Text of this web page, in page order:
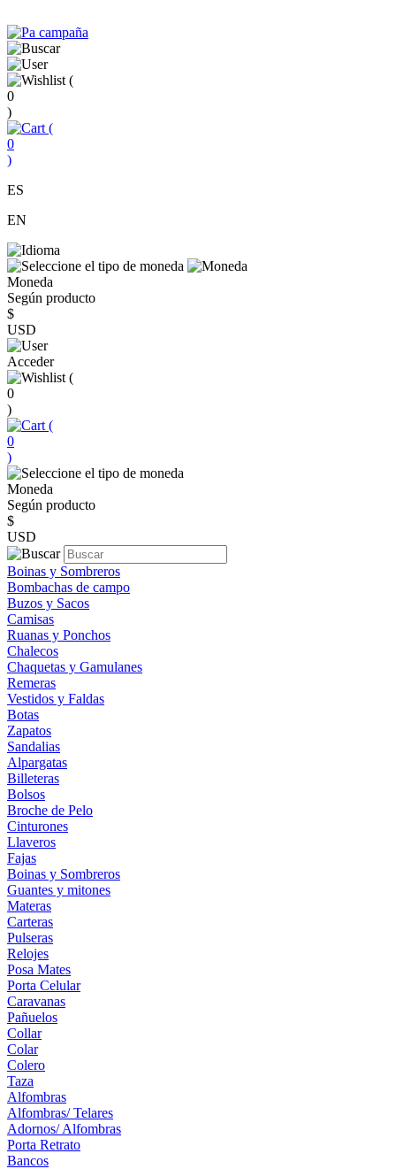
(
0
)
(
0
)
ES
EN
Moneda
Según producto
$
USD
Acceder
(
0
)
(
0
)
Moneda
Según producto
$
USD
Boinas y Sombreros
Bombachas de campo
Buzos y Sacos
Camisas
Ruanas y Ponchos
Chalecos
Chaquetas y Gamulanes
Remeras
Vestidos y Faldas
Botas
Zapatos
Sandalias
Alpargatas
Billeteras
Bolsos
Broche de Pelo
Cinturones
Llaveros
Fajas
Boinas y Sombreros
Guantes y mitones
Materas
Carteras
Pulseras
Relojes
Posa Mates
Porta Celular
Caravanas
Pañuelos
Collar
Colar
Colero
Taza
Alfombras
Alfombras/ Telares
Adornos/ Alfombras
Porta Retrato
Bancos